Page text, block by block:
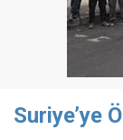
Suriye’ye